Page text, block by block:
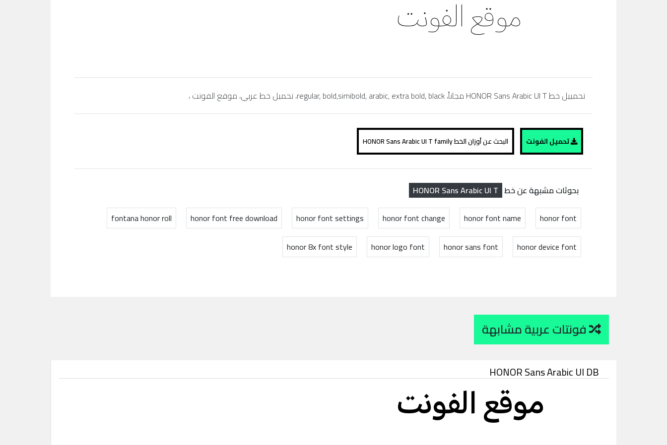
تحمييل خط HONOR Sans Arabic UI T مجاناً، regular, bold,simibold, arabic, extra bold, black، تحميل خط عربي، موقع الفونت ،
تحميل الفونت البحث عن أوزان الخط HONOR Sans Arabic UI T family
بحوثات مشبهة عن خط HONOR Sans Arabic UI T
honor font
honor font name
honor font change
honor font settings
honor font free download
fontana honor roll
honor device font
honor sans font
honor logo font
honor 8x font style
HONOR Sans Arabic UI DB